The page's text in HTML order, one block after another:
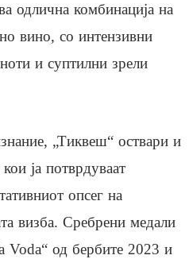
одлична комбинација на
вино, со интензивни
и суптилни зрели
„Тиквеш“ оствари и
кои ја потврдуваат
опсег на
визба. Сребрени медали
Voda“ од бербите 2023 и